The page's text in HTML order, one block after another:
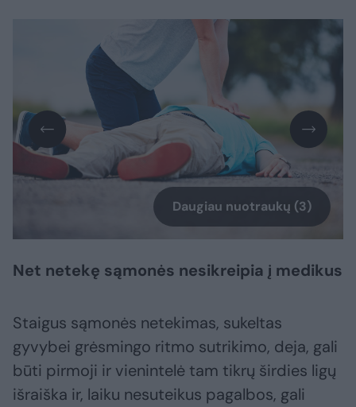
Daugiau nuotraukų (3)
Net netekę sąmonės nesikreipia į medikus
Staigus sąmonės netekimas, sukeltas
gyvybei grėsmingo ritmo sutrikimo, deja, gali
būti pirmoji ir vienintelė tam tikrų širdies ligų
išraiška ir, laiku nesuteikus pagalbos, gali